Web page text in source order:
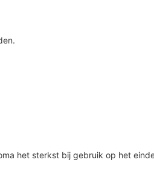
het sterkst bij gebruik op het